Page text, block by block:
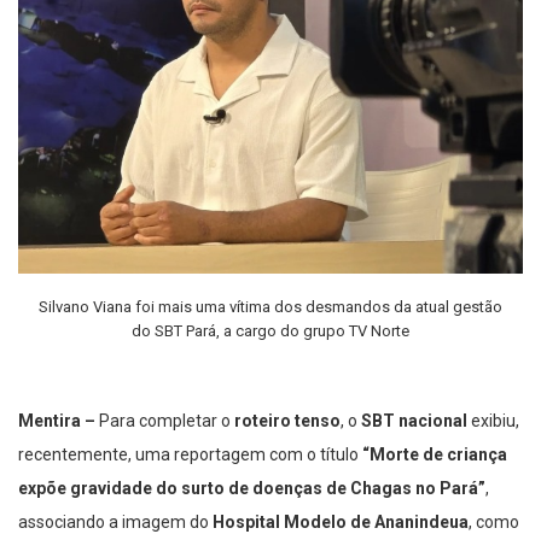
Silvano Viana foi mais uma vítima dos desmandos da atual gestão
do SBT Pará, a cargo do grupo TV Norte
Mentira – Para completar o roteiro tenso, o SBT nacional exibiu,
recentemente, uma reportagem com o título “Morte de criança
expõe gravidade do surto de doenças de Chagas no Pará”,
associando a imagem do Hospital Modelo de Ananindeua, como